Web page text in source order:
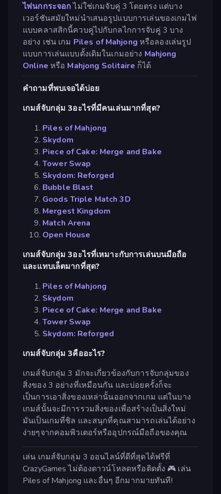
ไพ่นกกระจอกไม่ใช่เกมจับคู่ 3 โดยตรง แต่บาง
เวอร์ชันสมัยใหม่นำเสนอรูปแบบการเล่นของเกมไพ่
แบบคลาสสิกนี้ควบคู่ไปกับกลไกการจับคู่ 3 บาง
อย่าง เช่น เกม Piles of Mahjong หรือลองเล่นรูป
แบบการเล่นแบบดั้งเดิมในเกมอย่าง Mahjong
Online หรือ Mahjong Solitaire ก็ได้
คำถามที่พบเจอได้บ่อย
เกมส์จับกลุ่ม 3อะไรที่มีคนเล่นมากที่สุด?
Piles of Mahjong
Skydom
Piece of Cake: Merge and Bake
Tower Swap
Skydom: Reforged
Bubble Blast
Goods Triple Match 3D
Mergest Kingdom
Match Arena
Open House
เกมส์จับกลุ่ม 3อะไรที่เหมาะกับการเล่นบนมือถือ
และแทบเล็ตมากที่สุด?
Piles of Mahjong
Skydom
Piece of Cake: Merge and Bake
Tower Swap
Skydom: Reforged
เกมส์จับกลุ่ม 3คืออะไร?
เกมส์จับกลุ่ม 3 มักจะเกี่ยวข้องกับการจับกลุ่มของ
สิ่งของ 3 อย่างที่เหมือนกัน และบ่อยครั้งก็จะ
เป็นการเอาสิ่งของเหล่านั้นออกจากเกม แต่ในบาง
เกมส์นั้นจะมีการรวมสิ่งของเพื่อสร้างเป็นสิ่งใหม่
มันเป็นเกมที่ชิล และสนุกที่คุณสามารถเล่นได้อย่าง
ง่ายๆจากคอมพิวเตอร์หรืออุปกรณ์มือถือของคุณ
เล่น เกมส์จับกลุ่ม 3 ออนไลน์ที่ดีที่สุดได้ฟรีที่
CrazyGames ไม่ต้องดาวน์โหลดหรือติดตั้ง 🎮 เล่น
Piles of Mahjong และอื่นๆ อีกมากมายทันที!